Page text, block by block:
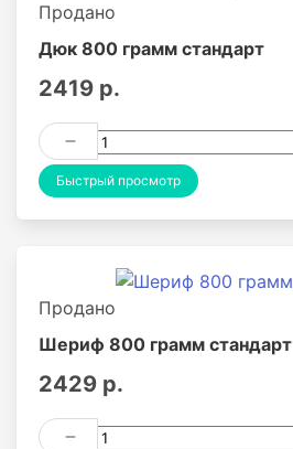
Продано
Дюк 800 грамм стандарт
2419 р.
Быстрый просмотр
Продано
Шериф 800 грамм стандарт
2429 р.